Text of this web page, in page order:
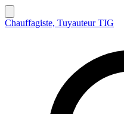
Chauffagiste, Tuyauteur TIG